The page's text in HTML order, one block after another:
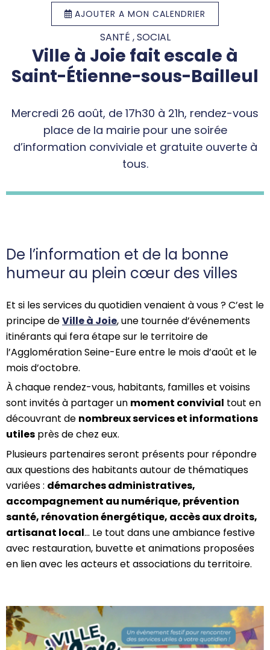
AJOUTER A MON CALENDRIER
SANTÉ , SOCIAL
Ville à Joie fait escale à
Saint-Étienne-sous-Bailleul
Mercredi 26 août, de 17h30 à 21h, rendez-vous
place de la mairie pour une soirée
d’information conviviale et gratuite ouverte à
tous.
De l’information et de la bonne
humeur au plein cœur des villes
Et si les services du quotidien venaient à vous ? C’est le
principe deVille à Joie, une tournée d’événements
itinérants qui fera étape sur le territoire de
l’Agglomération Seine-Eure entre le mois d’août et le
mois d’octobre.
À chaque rendez-vous, habitants, familles et voisins
sont invités à partager un moment convivial tout en
découvrant de nombreux services et informations
utiles près de chez eux.
Plusieurs partenaires seront présents pour répondre
aux questions des habitants autour de thématiques
variées : démarches administratives,
accompagnement au numérique, prévention
santé, rénovation énergétique, accès aux droits,
artisanat local… Le tout dans une ambiance festive
avec restauration, buvette et animations proposées
en lien avec les acteurs et associations du territoire.